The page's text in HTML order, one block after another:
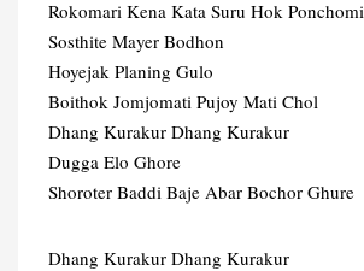
Rokomari Kena Kata Suru Hok
Sosthite Mayer Bodhon
Hoyejak Planing Gulo
Boithok Jomjomati Pujoy Mati Chol
Dhang Kurakur Dhang Kurakur
Dugga Elo Ghore
Shoroter Baddi Baje Abar Bochor Ghure
Dhang Kurakur Dhang Kurakur